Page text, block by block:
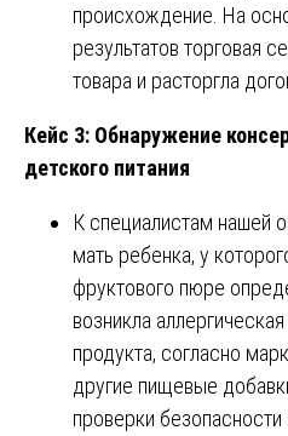
происхождение. На
результатов торговая
товара и расторгла
Кейс 3: Обнаружение
детского питания
К специалистам нашей
мать ребенка, у
фруктового пюре
возникла
продукта, согласно
другие пищевые
проверки